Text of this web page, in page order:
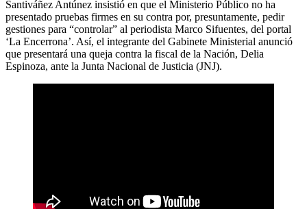
Santiváñez Antúnez insistió en que el Ministerio Público no ha
presentado pruebas firmes en su contra por, presuntamente, pedir
gestiones para “controlar” al periodista Marco Sifuentes, del portal
‘La Encerrona’. Así, el integrante del Gabinete Ministerial anunció
que presentará una queja contra la fiscal de la Nación, Delia
Espinoza, ante la Junta Nacional de Justicia (JNJ).